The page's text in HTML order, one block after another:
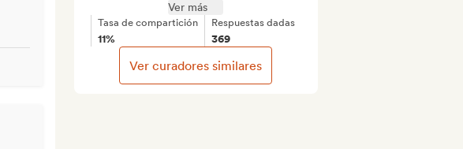
Ver más
Tasa de compartición
11%
Respuestas dadas
369
Ver curadores similares